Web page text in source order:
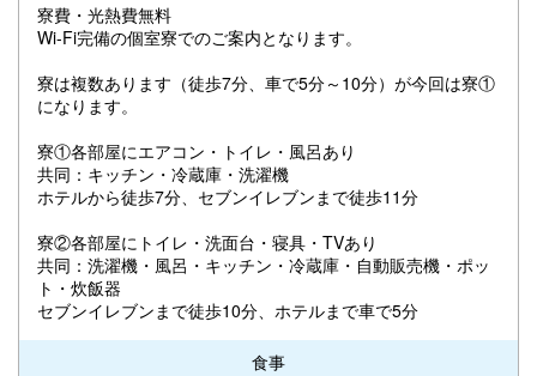
寮費・光熱費無料
Wi-Fi完備の個室寮でのご案内となります。
寮は複数あります（徒歩7分、車で5分～10分）が今回は寮①
になります。
寮①各部屋にエアコン・トイレ・風呂あり
共同：キッチン・冷蔵庫・洗濯機
ホテルから徒歩7分、セブンイレブンまで徒歩11分
寮②各部屋にトイレ・洗面台・寝具・TVあり
共同：洗濯機・風呂・キッチン・冷蔵庫・自動販売機・ポッ
ト・炊飯器
セブンイレブンまで徒歩10分、ホテルまで車で5分
食事